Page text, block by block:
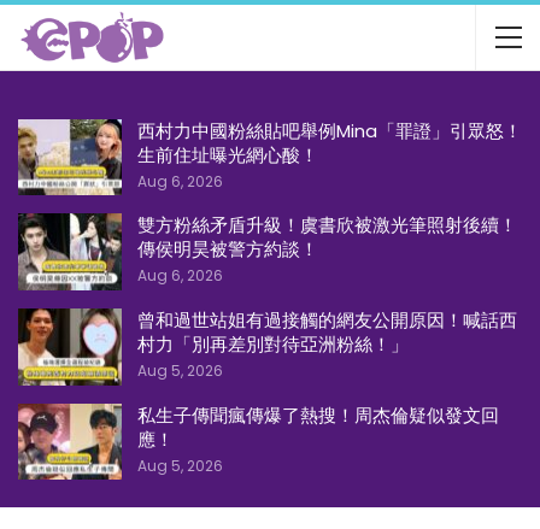
西村力中國粉絲貼吧舉例Mina「罪證」引眾怒！
生前住址曝光網心酸！
Aug 6, 2026
雙方粉絲矛盾升級！虞書欣被激光筆照射後續！
傳侯明昊被警方約談！
Aug 6, 2026
曾和過世站姐有過接觸的網友公開原因！喊話西
村力「別再差別對待亞洲粉絲！」
Aug 5, 2026
私生子傳聞瘋傳爆了熱搜！周杰倫疑似發文回
應！
Aug 5, 2026